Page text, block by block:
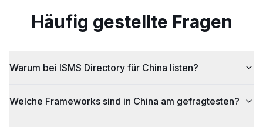
Häufig gestellte Fragen
Warum bei ISMS Directory für China listen?
Welche Frameworks sind in China am gefragtesten?